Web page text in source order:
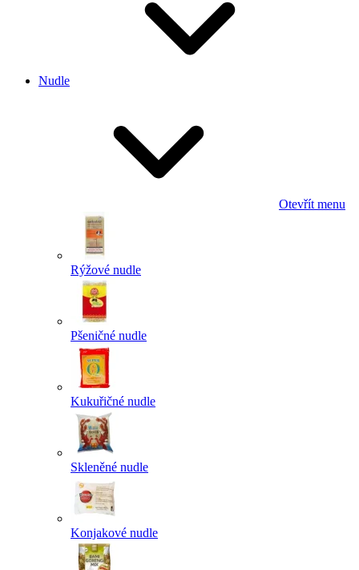
Nudle
Otevřít menu
Rýžové nudle
Pšeničné nudle
Kukuřičné nudle
Skleněné nudle
Konjakové nudle